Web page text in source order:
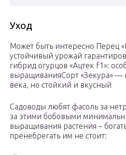
Уход
Может быть интересно Перец
устойчивый урожай
гибрид огурцов «Ацтек f1»:
выращиванияСорт «Зекура» —
века, но стойкий и вкусный
Садоводы любят фасоль за
за этими бобовыми
выращивания растения –
пренебрегать им не стоит: